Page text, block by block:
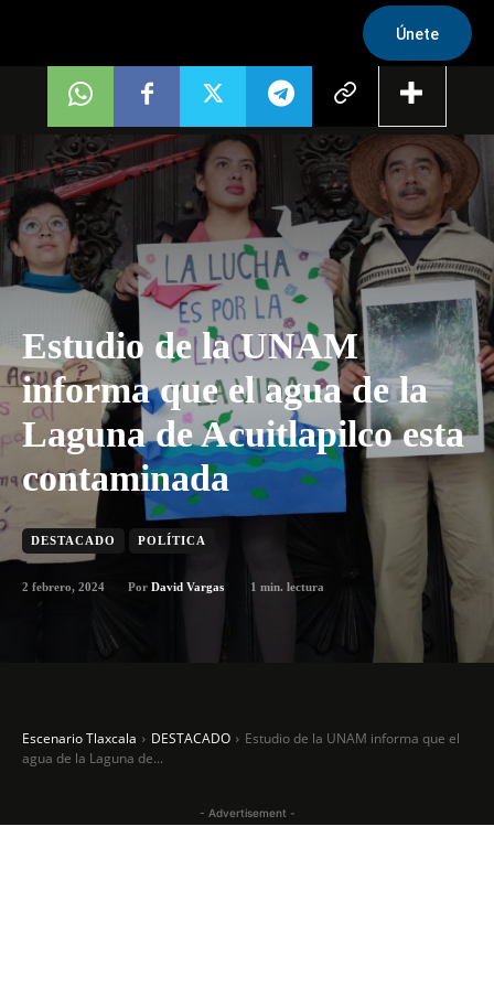
Únete
Estudio de la UNAM
informa que el agua de la
Laguna de Acuitlapilco esta
contaminada
DESTACADO POLÍTICA
2 febrero, 2024 Por David Vargas 1 min. lectura
Escenario Tlaxcala DESTACADO
Estudio de la UNAM informa que el
agua de la Laguna de...
- Advertisement -